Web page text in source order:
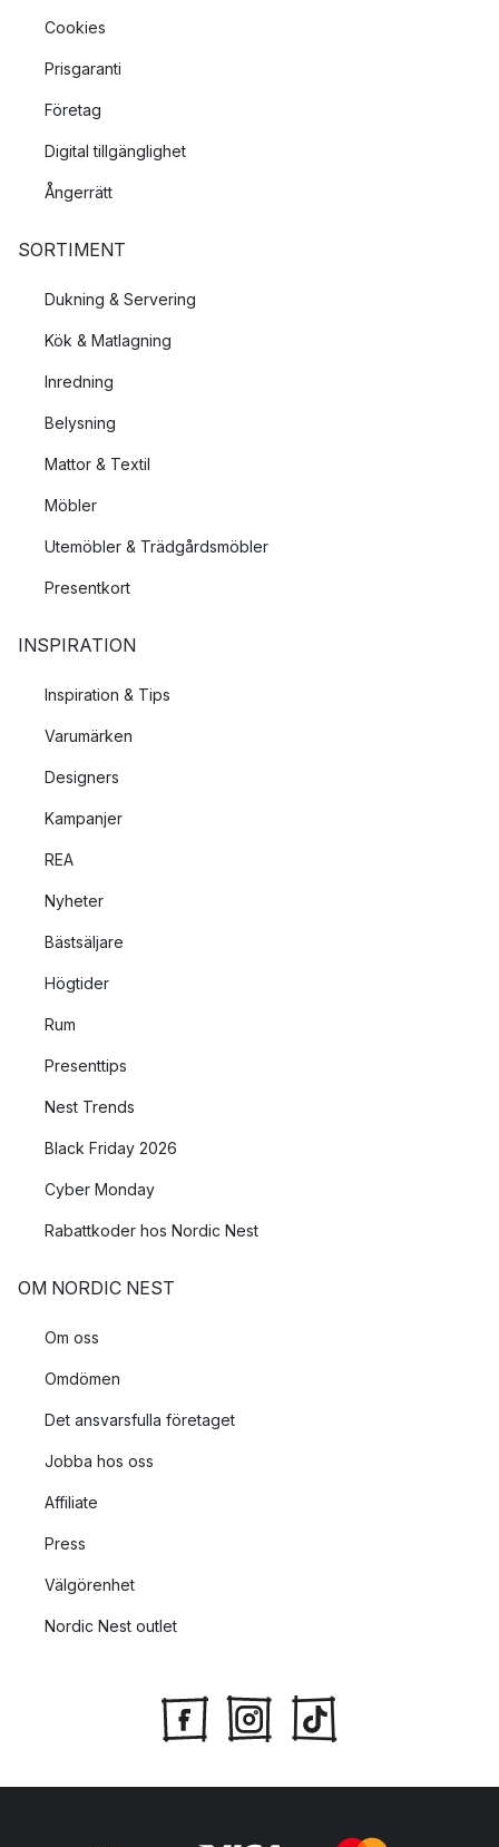
Cookies
Prisgaranti
Företag
Digital tillgänglighet
Ångerrätt
SORTIMENT
Dukning & Servering
Kök & Matlagning
Inredning
Belysning
Mattor & Textil
Möbler
Utemöbler & Trädgårdsmöbler
Presentkort
INSPIRATION
Inspiration & Tips
Varumärken
Designers
Kampanjer
REA
Nyheter
Bästsäljare
Högtider
Rum
Presenttips
Nest Trends
Black Friday 2026
Cyber Monday
Rabattkoder hos Nordic Nest
OM NORDIC NEST
Om oss
Omdömen
Det ansvarsfulla företaget
Jobba hos oss
Affiliate
Press
Välgörenhet
Nordic Nest outlet